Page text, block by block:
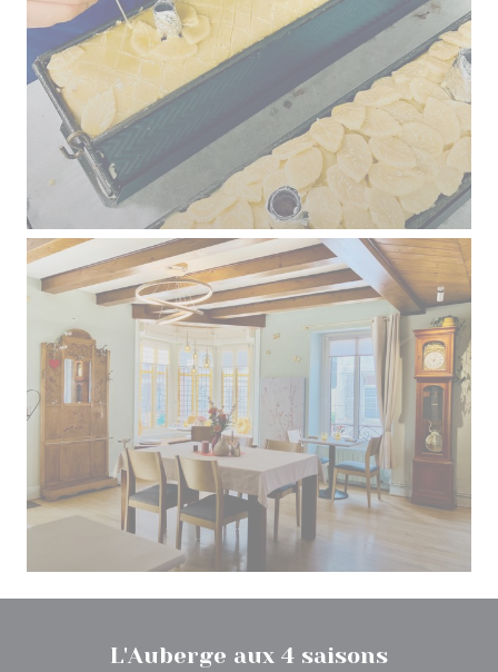
L'Auberge aux 4 saisons